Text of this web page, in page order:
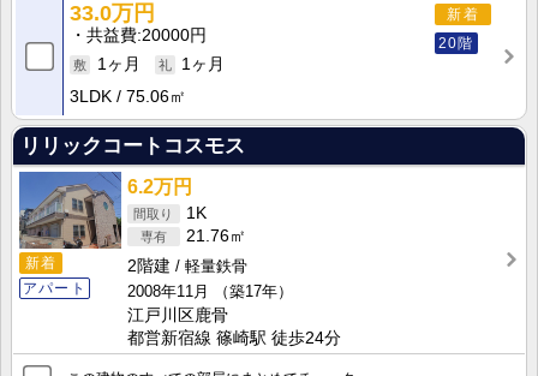
新着
20階
33.0万円
共益費 20000円
1ヶ月
1ヶ月
3LDK
75.06㎡
リリックコートコスモス
新着
アパート
6.2万円
1K
21.76㎡
2階建
軽量鉄骨
2008年11月
（築17年）
江戸川区鹿骨
都営新宿線 篠崎駅 徒歩24分